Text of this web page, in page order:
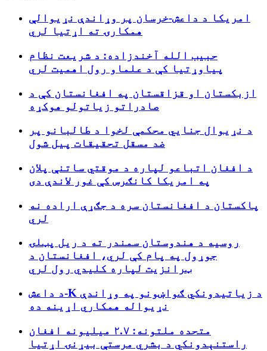
امریکا د داعش-خرسان پر وړاندې نړیوالې
همکارۍ ته اړتیا لري
حبیب الله آخندزاده: د شریعت نظام
پیاوړتیا کې د علماو رول اهمیت لري
ازبکستان او قزاقستان په افغانستان کې د
صادراتو زیاتولو هوکړه
د نړیوال جنایي محکمې لخوا د طالبانو پر
ضد مسقل تحقیقات پیل شول
د افغان اتباعو لپاره د موقتي ساتنې پلان
په امریکا کانګرس کې غور لاندې دی
پاکستان د افغانستان سره د جګړې اراده نه
لري
روسیه د هندوستان سمندر ته د ریل پټلۍ
جوړول په پام کې لري، افغانستان د
ټرانزیت لپاره کلیدي رول لري
د داعش-K د زیاتیدونکي ګواښونو په وړاندې
نړیواله همکاري اړینه ده
متحده ملتونه: ۲.۷ میلیونه افغان
راستنېدونکي د بشري مرستې بیړنۍ اړتیا